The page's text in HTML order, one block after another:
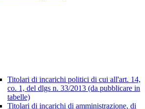
Titolari di incarichi politici di cui all'art. 14,
co. 1, del dlgs n. 33/2013 (da pubblicare in
tabelle)
Titolari di incarichi di amministrazione, di